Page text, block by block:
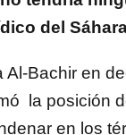
del
Al-Bachir en
la posición
en los